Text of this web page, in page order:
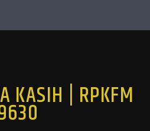
KASIH | RPKFM